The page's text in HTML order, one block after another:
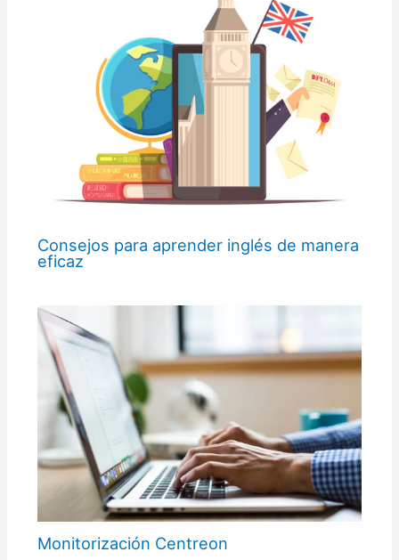
Consejos para aprender inglés de manera
eficaz
Monitorización Centreon